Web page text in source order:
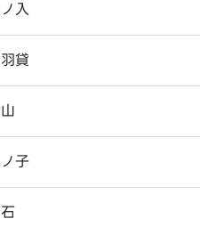
入
貸
子